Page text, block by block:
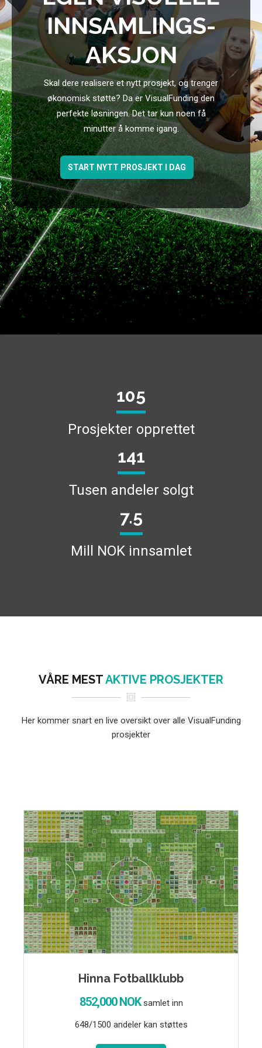
INN­SAMLINGS­
AKSJON
Skal dere realisere et nytt prosjekt, og trenger
økonomisk støtte? Da er VisualFunding den
perfekte løsningen. Det tar kun noen få
minutter å komme igang.
START NYTT PROSJEKT I DAG
135
Prosjekter opprettet
180
Tusen andeler solgt
9.6
Mill NOK innsamlet
VÅRE MESTAKTIVE PROSJEKTER
Her kommer snart en live oversikt over alle VisualFunding
prosjekter
Hinna Fotballklubb
852,000 NOKsamlet inn
648/1500 andeler kan støttes